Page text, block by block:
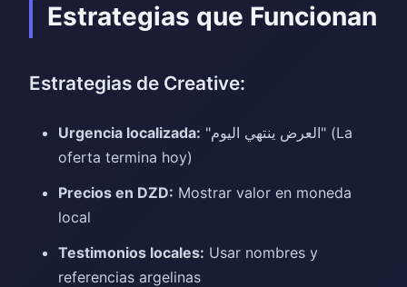
Estrategias que Funcionan
Estrategias de Creative:
Urgencia localizada: "العرض ينتهي اليوم" (La
oferta termina hoy)
Precios en DZD: Mostrar valor en moneda
local
Testimonios locales: Usar nombres y
referencias argelinas